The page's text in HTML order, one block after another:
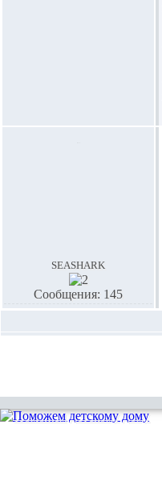
seashark
Сообщения: 145